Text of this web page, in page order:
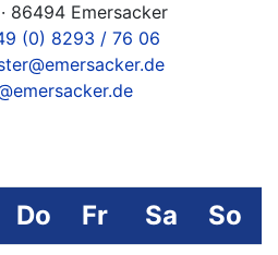
86494 Emersacker
(0) 8293 / 76 06
Do Fr Sa
So